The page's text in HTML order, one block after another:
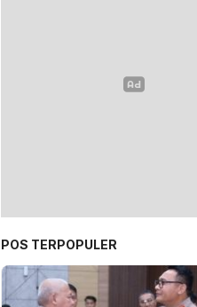
POS TERPOPULER